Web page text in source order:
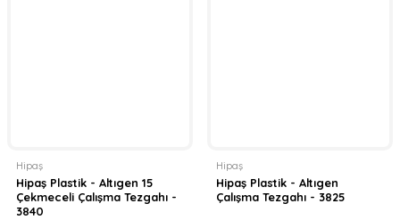
Hipaş
Hipaş Plastik - Altıgen 15
Çekmeceli Çalışma Tezgahı -
3840
Hipaş
Hipaş Plastik - Altıgen
Çalışma Tezgahı - 3825